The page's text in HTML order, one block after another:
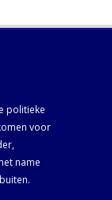
politieke
voor
name